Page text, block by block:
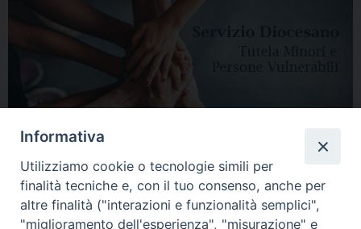
Informativa
Utilizziamo cookie o tecnologie simili per
finalità tecniche e, con il tuo consenso, anche per
altre finalità ("interazioni e funzionalità semplici",
"miglioramento dell'esperienza", "misurazione" e